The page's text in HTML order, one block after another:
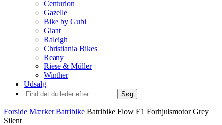
Centurion
Gazelle
Bike by Gubi
Giant
Raleigh
Christiania Bikes
Reany
Riese & Müller
Winther
Udsalg
Søg
Forside Mærker Batribike Batribike Flow E1 Forhjulsmotor Grey
Silent